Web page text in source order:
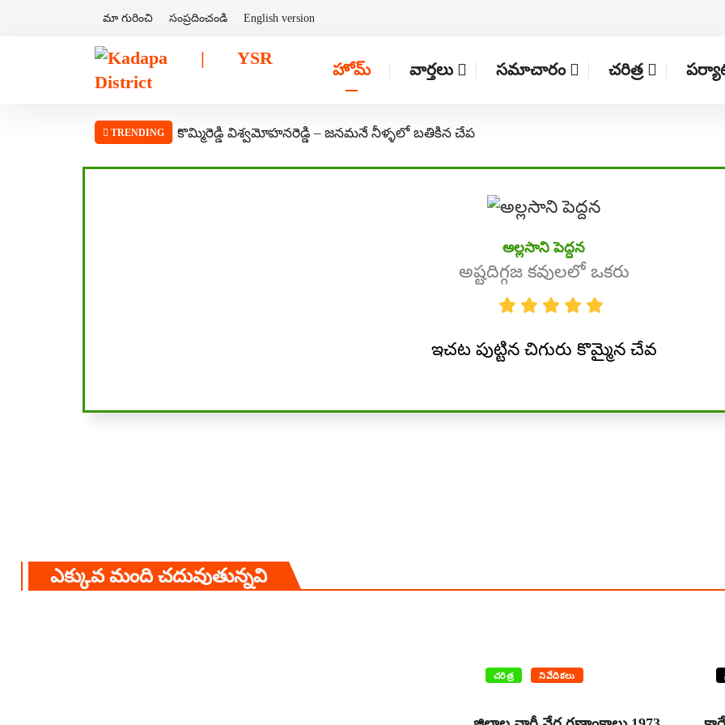
మా గురించి సంప్రదించండి English version
హోమ్ వార్తలు సమాచారం చరిత్ర
TRENDING కొమ్మిరెడ్డి విశ్వమోహనరెడ్డి – జనమనే నీళ్ళలో బతికిన చేప
అల్లసాని పెద్దన
అష్టదిగ్గజ కవులలో ఒకరు
ఇచట పుట్టిన చిగురు కొమ్మైన చేవ
ఎక్కువ మంది చదువుతున్నవి
చరిత్ర నివేదికలు